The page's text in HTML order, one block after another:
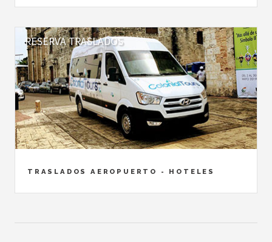
TRASLADOS AEROPUERTO - HOTELES
RESERVA TRASLADOS